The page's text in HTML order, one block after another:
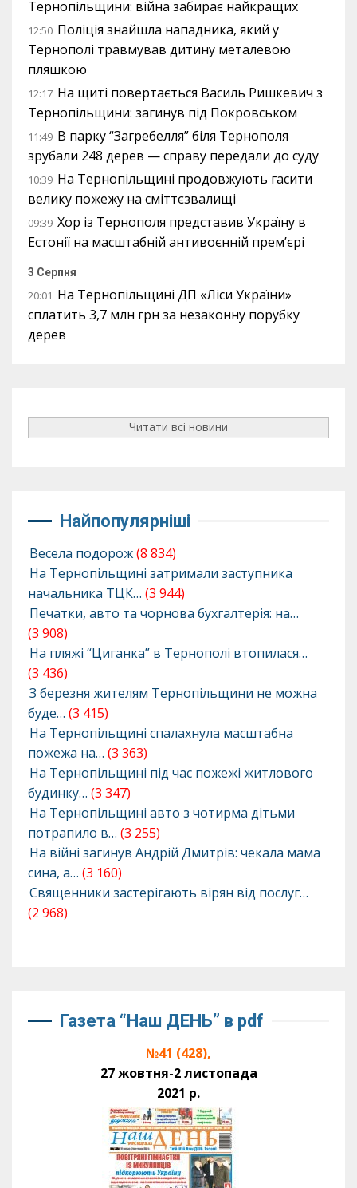
Тернопільщини: війна забирає найкращих
12:50 Поліція знайшла нападника, який у
Тернополі травмував дитину металевою
пляшкою
12:17 На щиті повертається Василь Ришкевич з
Тернопільщини: загинув під Покровськом
11:49 В парку “Загребелля” біля Тернополя
зрубали 248 дерев — справу передали до суду
10:39 На Тернопільщині продовжують гасити
велику пожежу на сміттєзвалищі
09:39 Хор із Тернополя представив Україну в
Естонії на масштабній антивоєнній прем’єрі
3 Серпня
20:01 На Тернопільщині ДП «Ліси України»
сплатить 3,7 млн грн за незаконну порубку
дерев
Читати всі новини
Найпопулярніші
Весела подорож(8 834)
На Тернопільщині затримали заступника
начальника ТЦК… (3 944)
Печатки, авто та чорнова бухгалтерія: на…
(3 908)
На пляжі “Циганка” в Тернополі втопилася…
(3 436)
З березня жителям Тернопільщини не можна
буде… (3 415)
На Тернопільщині спалахнула масштабна
пожежа на… (3 363)
На Тернопільщині під час пожежі житлового
будинку… (3 347)
На Тернопільщині авто з чотирма дітьми
потрапило в… (3 255)
На війні загинув Андрій Дмитрів: чекала мама
сина, а… (3 160)
Священники застерігають вірян від послуг…
(2 968)
Газета “Наш ДЕНЬ” в pdf
№41 (428),
27 жовтня-2 листопада
2021 р.